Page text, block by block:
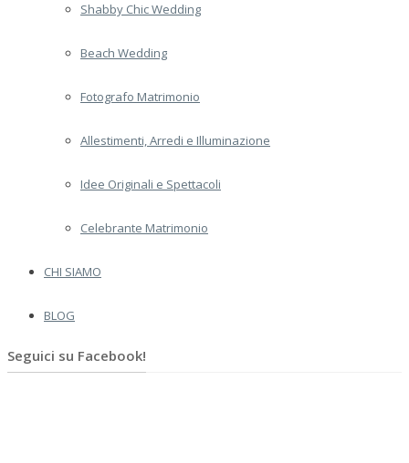
Shabby Chic Wedding
Beach Wedding
Fotografo Matrimonio
Allestimenti, Arredi e Illuminazione
Idee Originali e Spettacoli
Celebrante Matrimonio
CHI SIAMO
BLOG
Seguici su Facebook!